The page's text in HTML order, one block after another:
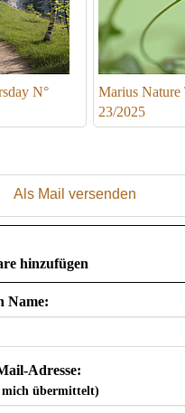
N°
Marius Nature
23/2025
Als Mail versenden
hinzufügen
Name:
Adresse:
übermittelt)